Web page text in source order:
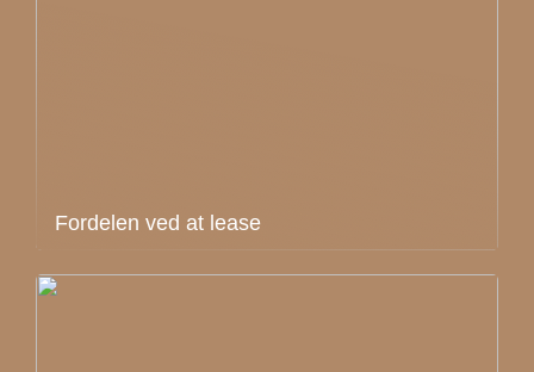
Fordelen ved at lease